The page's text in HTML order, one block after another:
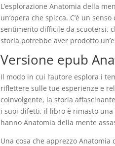
L’esplorazione Anatomia della
un’opera che spicca. C’è un
sentimento difficile da scuotersi,
storia potrebbe aver prodotto
Versione epub
Il modo in cui l’autore esplora i
riflettere sulle tue esperienze e
coinvolgente, la storia
i suoi difetti, il libro è rimasto
hanno Anatomia della mente
Una cosa che apprezzo